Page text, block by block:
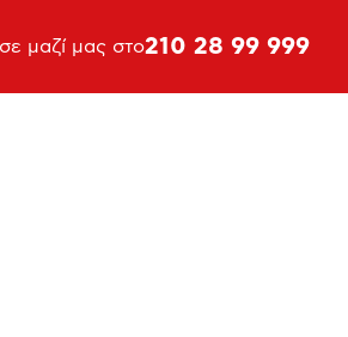
μαζί μας στο210 28 99 999